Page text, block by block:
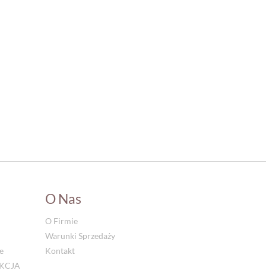
O Nas
O Firmie
Warunki Sprzedaży
Kontakt